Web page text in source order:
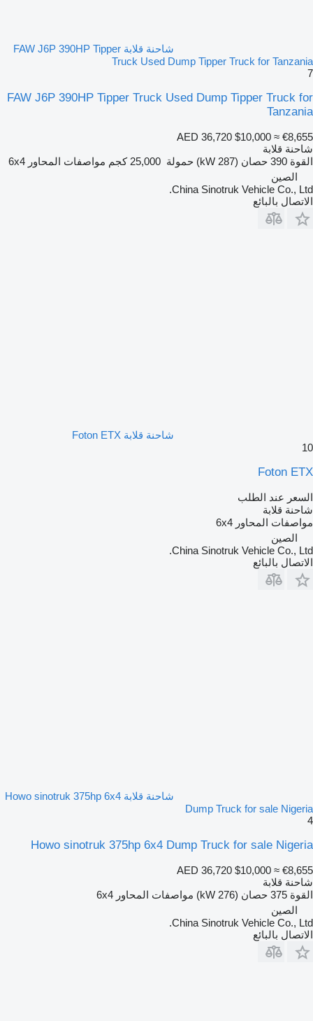
شاحنة قلابة FAW J6P 390HP Tipper
Truck Used Dump Tipper Truck for Tanzania
7
FAW J6P 390HP Tipper Truck Used Dump Tipper Truck for
Tanzania
AED 36,720 $10,000 ≈ €8,655
شاحنة قلابة
القوة 390 حصان (287 kW) حمولة 25,000 كجم مواصفات المحاور 6x4
الصين
China Sinotruk Vehicle Co., Ltd.
الاتصال بالبائع
شاحنة قلابة Foton ETX
10
Foton ETX
السعر عند الطلب
شاحنة قلابة
مواصفات المحاور 6x4
الصين
China Sinotruk Vehicle Co., Ltd.
الاتصال بالبائع
شاحنة قلابة Howo sinotruk 375hp 6x4
Dump Truck for sale Nigeria
4
Howo sinotruk 375hp 6x4 Dump Truck for sale Nigeria
AED 36,720 $10,000 ≈ €8,655
شاحنة قلابة
القوة 375 حصان (276 kW) مواصفات المحاور 6x4
الصين
China Sinotruk Vehicle Co., Ltd.
الاتصال بالبائع